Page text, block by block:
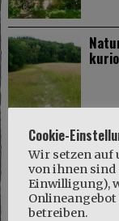
Gut
Cookie-
Wir setzen auf
von ihnen sind
Einwilligung),
betreiben.